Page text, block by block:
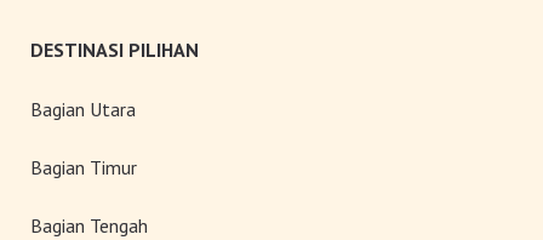
DESTINASI PILIHAN
Bagian Utara
Bagian Timur
Bagian Tengah